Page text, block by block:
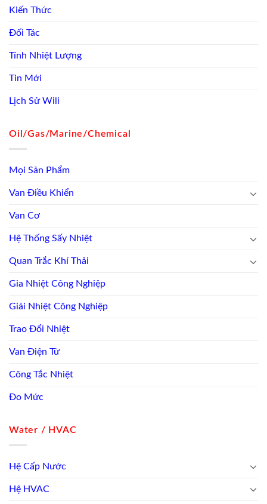
Kiến Thức
Đối Tác
Tính Nhiệt Lượng
Tin Mới
Lịch Sử Wili
Oil/Gas/Marine/Chemical
Mọi Sản Phẩm
Van Điều Khiển
Van Cơ
Hệ Thống Sấy Nhiệt
Quan Trắc Khí Thải
Gia Nhiệt Công Nghiệp
Giải Nhiệt Công Nghiệp
Trao Đổi Nhiệt
Van Điện Từ
Công Tắc Nhiệt
Đo Mức
Water / HVAC
Hệ Cấp Nước
Hệ HVAC